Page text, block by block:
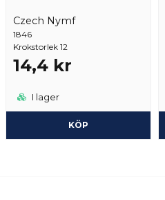
Czech Nymf
1846
Krokstorlek 12
14,4 kr
I lager
KÖP